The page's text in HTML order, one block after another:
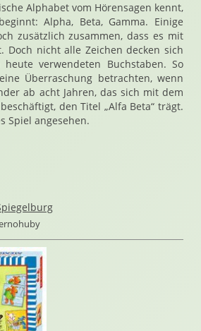
Alphabet vom Hörensagen kennt,
Alpha, Beta, Gamma. Einige
zusätzlich zusammen, dass es mit
Doch nicht alle Zeichen decken sich
verwendeten Buchstaben. So
Überraschung betrachten, wenn
ab acht Jahren, das sich mit dem
den Titel „Alfa Beta“ trägt.
Spiel angesehen.